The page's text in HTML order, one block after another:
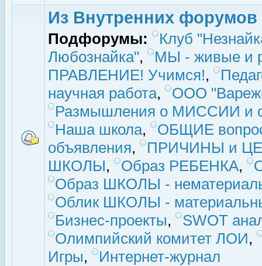
Из Внутренних форумов
Подфорумы:
Клуб
Любознайка",
МЫ - живые и
ПРАВЛЕНИЕ! Учимся!,
научная работа,
ООО
Размышления о МИССИИ и
Наша школа,
ОБЩИЕ
объявления,
ПРИЧИНЫ и
ШКОЛЫ, Образ РЕБЕНКА,
Образ ШКОЛЫ -
Облик ШКОЛЫ -
Бизнес-проекты,
SWOT
Олимпийский комитет ЛОИ,
Игры, Интернет-журнал